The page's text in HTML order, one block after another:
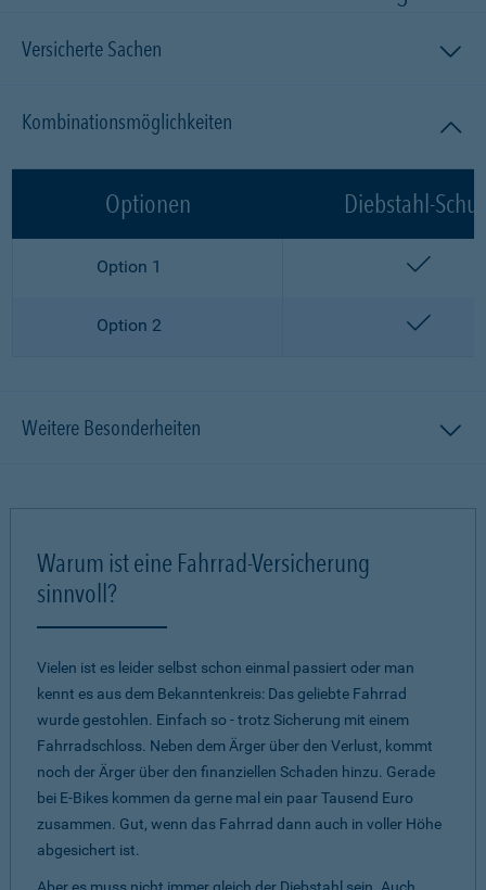
Versicherte Sachen
Kombinationsmöglichkeiten
Optionen Diebstahl-
Option 1
Option 2
Weitere Besonderheiten
Warum ist eine Fahrrad-Versicherung
sinnvoll?
Vielen ist es leider selbst schon einmal passiert oder man
kennt es aus dem Bekanntenkreis: Das geliebte Fahrrad
wurde gestohlen. Einfach so - trotz Sicherung mit einem
Fahrradschloss. Neben dem Ärger über den Verlust, kommt
noch der Ärger über den finanziellen Schaden hinzu. Gerade
bei E-Bikes kommen da gerne mal ein paar Tausend Euro
zusammen. Gut, wenn das Fahrrad dann auch in voller Höhe
abgesichert ist.